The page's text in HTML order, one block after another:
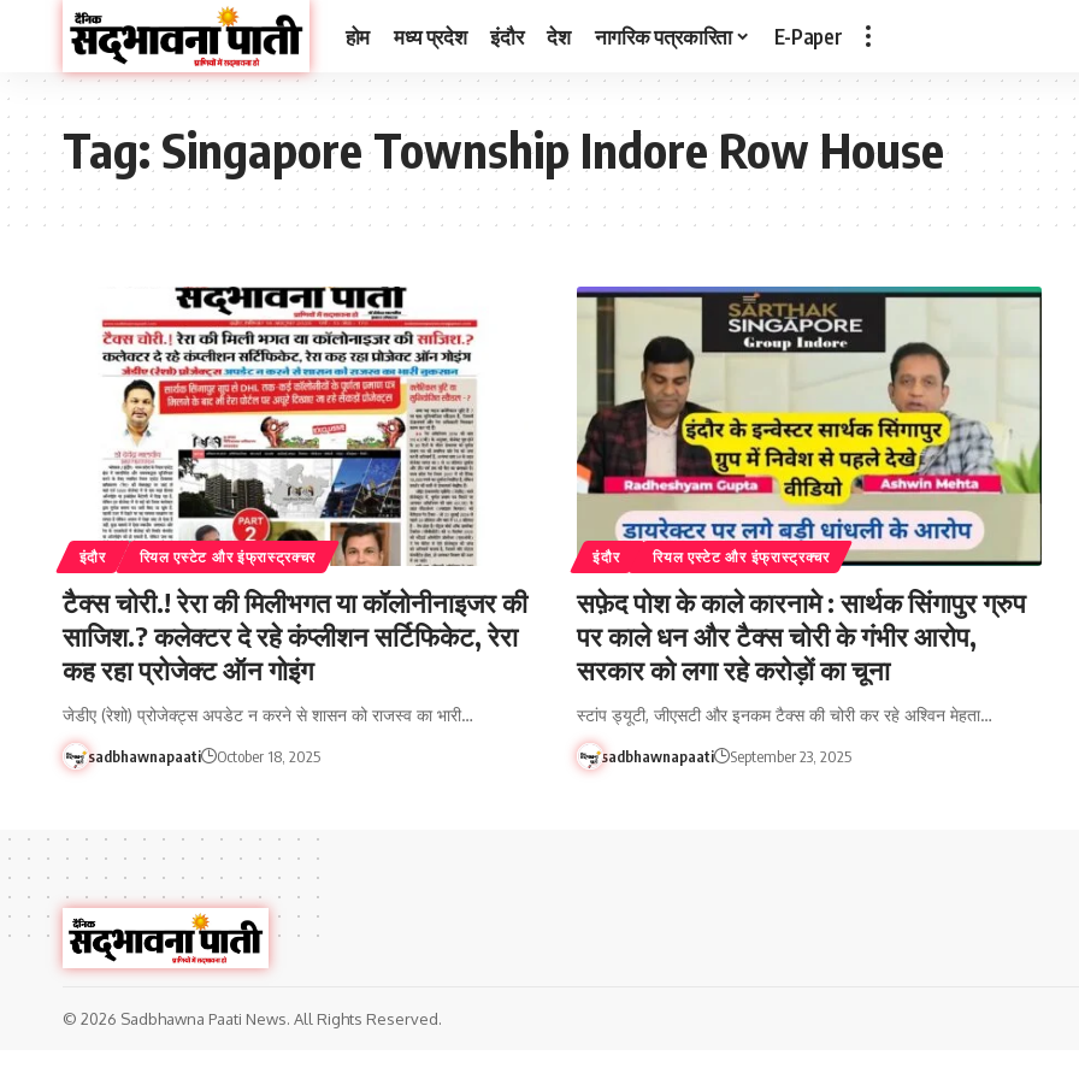
होम मध्य प्रदेश इंदौर देश नागरिक पत्रकारिता E-Paper
Tag:Singapore Township Indore Row House
इंदौर रियल एस्टेट और इंफ्रास्ट्रक्चर
टैक्स चोरी.! रेरा की मिलीभगत या कॉलोनीनाइजर की
साजिश.? कलेक्टर दे रहे कंप्लीशन सर्टिफिकेट, रेरा
कह रहा प्रोजेक्ट ऑन गोइंग
जेडीए (रेशो) प्रोजेक्ट्स अपडेट न करने से शासन को राजस्व का भारी…
sadbhawnapaati October 18, 2025
इंदौर रियल एस्टेट और इंफ्रास्ट्रक्चर
सफ़ेद पोश के काले कारनामे : सार्थक सिंगापुर ग्रुप
पर काले धन और टैक्स चोरी के गंभीर आरोप,
सरकार को लगा रहे करोड़ों का चूना
स्टांप ड्यूटी, जीएसटी और इनकम टैक्स की चोरी कर रहे अश्विन मेहता…
sadbhawnapaati September 23, 2025
© 2026 Sadbhawna Paati News. All Rights Reserved.